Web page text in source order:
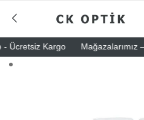
Kargo Mağazalarımız